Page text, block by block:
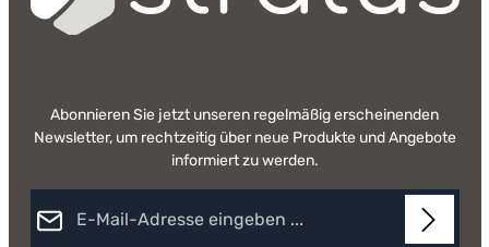
Abonnieren Sie jetzt unseren regelmäßig erscheinenden
Newsletter, um rechtzeitig über neue Produkte und Angebote
informiert zu werden.